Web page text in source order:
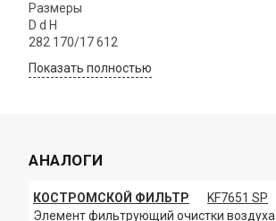
Размеры
D d H
282 170/17 612
Показать полностью
АНАЛОГИ
КОСТРОМСКОЙ ФИЛЬТР
KF7651 SP
Элемент фильтрующий очистки воздуха